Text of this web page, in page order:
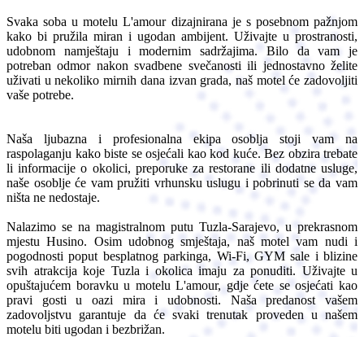
Svaka soba u motelu L'amour dizajnirana je s posebnom pažnjom
kako bi pružila miran i ugodan ambijent. Uživajte u prostranosti,
udobnom namještaju i modernim sadržajima. Bilo da vam je
potreban odmor nakon svadbene svečanosti ili jednostavno želite
uživati u nekoliko mirnih dana izvan grada, naš motel će zadovoljiti
vaše potrebe.
Naša ljubazna i profesionalna ekipa osoblja stoji vam na
raspolaganju kako biste se osjećali kao kod kuće. Bez obzira trebate
li informacije o okolici, preporuke za restorane ili dodatne usluge,
naše osoblje će vam pružiti vrhunsku uslugu i pobrinuti se da vam
ništa ne nedostaje.
Nalazimo se na magistralnom putu Tuzla-Sarajevo, u prekrasnom
mjestu Husino. Osim udobnog smještaja, naš motel vam nudi i
pogodnosti poput besplatnog parkinga, Wi-Fi, GYM sale i blizine
svih atrakcija koje Tuzla i okolica imaju za ponuditi. Uživajte u
opuštajućem boravku u motelu L'amour, gdje ćete se osjećati kao
pravi gosti u oazi mira i udobnosti. Naša predanost vašem
zadovoljstvu garantuje da će svaki trenutak proveden u našem
motelu biti ugodan i bezbrižan.